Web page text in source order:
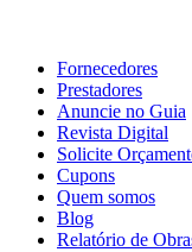
Fornecedores
Prestadores
Anuncie no Guia
Revista Digital
Solicite
Cupons
Quem somos
Blog
Relatório de